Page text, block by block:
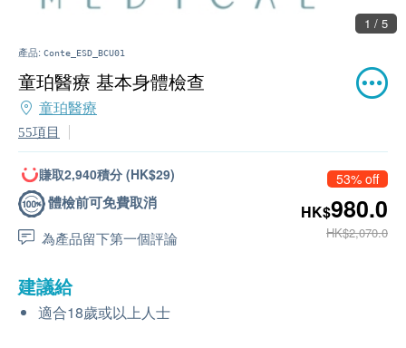
1 / 5
產品: Conte_ESD_BCU01
童珀醫療 基本身體檢查
童珀醫療
55項目
賺取2,940積分 (HK$29)
體檢前可免費取消
為產品留下第一個評論
53% off
HK$980.0
HK$2,070.0
建議給
適合18歲或以上人士